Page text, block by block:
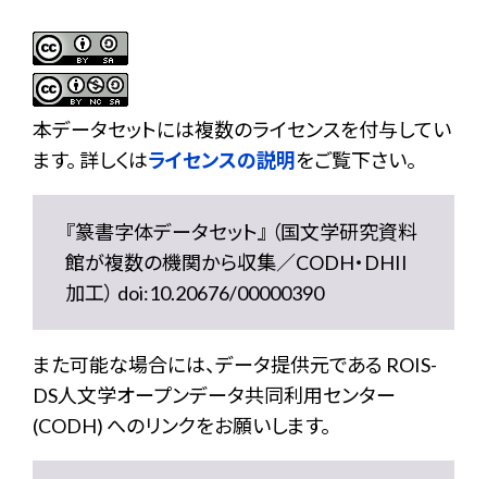
本データセットには複数のライセンスを付与してい
ます。 詳しくはライセンスの説明をご覧下さい。
『篆書字体データセット』 （国文学研究資料
館が複数の機関から収集／CODH・DHII
加工） doi:10.20676/00000390
また可能な場合には、データ提供元である ROIS-
DS人文学オープンデータ共同利用センター
(CODH) へのリンクをお願いします。